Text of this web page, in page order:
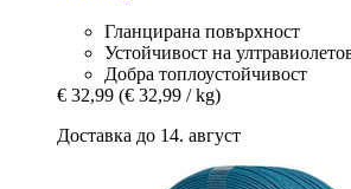
Гланцирана повърхност
Устойчивост на
Добра топлоустойчивост
€ 32,99 (€ 32,99 / kg)
Доставка до 14. август